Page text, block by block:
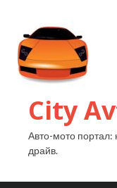
City
Авто-мото портал:
драйв.